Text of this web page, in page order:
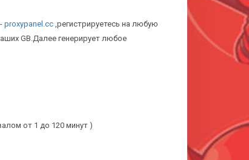
proxypanel.cc,регистрируетесь на любую
GB.Далее генерирует любое
от 1 до 120 минут )